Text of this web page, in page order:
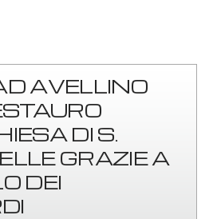
AVELLINO
DI S.
GRAZIE A
DEI